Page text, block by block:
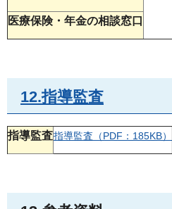
医療保険・年金の相談窓口
12.指導監査
指導監査指導監査（PDF：185KB）